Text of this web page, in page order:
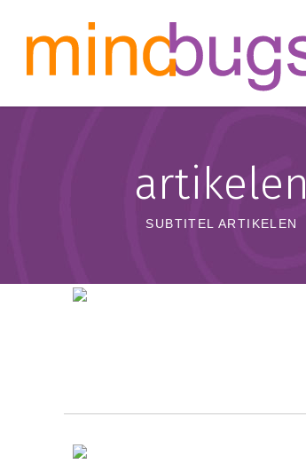
artikelen
SUBTITEL ARTIKELEN